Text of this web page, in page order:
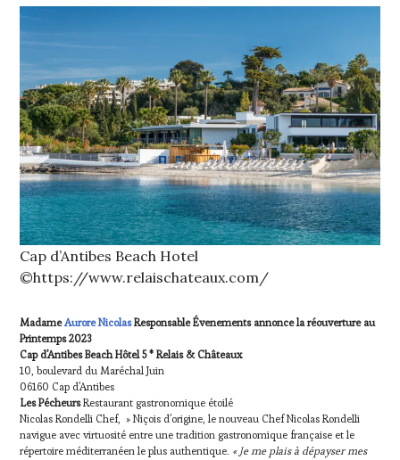
Cap d’Antibes Beach Hotel
©https://www.relaischateaux.com/
MadameAurore NicolasResponsable Évenements annonce la réouverture au
Printemps 2023
Cap d’Antibes Beach Hôtel 5 * Relais & Châteaux
10, boulevard du Maréchal Juin
06160 Cap d’Antibes
Les PécheursRestaurant gastronomique étoilé
Nicolas Rondelli Chef, » Niçois d’origine, le nouveau Chef Nicolas Rondelli
navigue avec virtuosité entre une tradition gastronomique française et le
répertoire méditerranéen le plus authentique. « Je me plais à dépayser mes